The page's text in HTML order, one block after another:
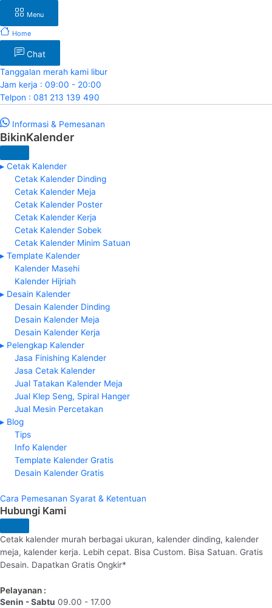
Menu
Home
Chat
Tanggalan merah kami libur
Jam kerja : 09:00 - 20:00
Telpon : 081 213 139 490
Informasi & Pemesanan
BikinKalender
▸ Cetak Kalender
Cetak Kalender Dinding
Cetak Kalender Meja
Cetak Kalender Poster
Cetak Kalender Kerja
Cetak Kalender Sobek
Cetak Kalender Minim Satuan
▸ Template Kalender
Kalender Masehi
Kalender Hijriah
▸ Desain Kalender
Desain Kalender Dinding
Desain Kalender Meja
Desain Kalender Kerja
▸ Pelengkap Kalender
Jasa Finishing Kalender
Jasa Cetak Kalender
Jual Tatakan Kalender Meja
Jual Klep Seng, Spiral Hanger
Jual Mesin Percetakan
▸ Blog
Tips
Info Kalender
Template Kalender Gratis
Desain Kalender Gratis
Cara Pemesanan Syarat & Ketentuan
Hubungi Kami
Cetak kalender murah berbagai ukuran, kalender dinding, kalender
meja, kalender kerja. Lebih cepat. Bisa Custom. Bisa Satuan. Gratis
Desain. Dapatkan Gratis Ongkir*
Pelayanan :
Senin - Sabtu 09.00 - 17.00